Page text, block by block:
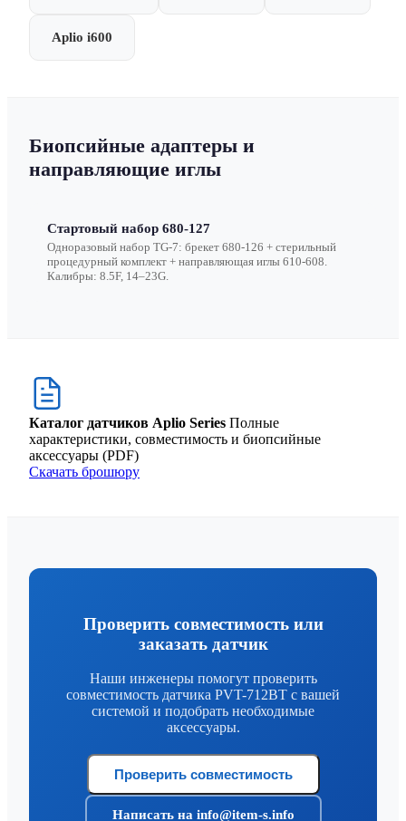
Aplio i600
Биопсийные адаптеры и
направляющие иглы
Стартовый набор 680-127
Одноразовый набор TG-7: брекет 680-126 + стерильный
процедурный комплект + направляющая иглы 610-608.
Калибры: 8.5F, 14–23G.
Каталог датчиков Aplio Series Полные
характеристики, совместимость и биопсийные
аксессуары (PDF)
Скачать брошюру
Проверить совместимость или
заказать датчик
Наши инженеры помогут проверить
совместимость датчика PVT-712BT с вашей
системой и подобрать необходимые
аксессуары.
Проверить совместимость
Написать на info@item-s.info